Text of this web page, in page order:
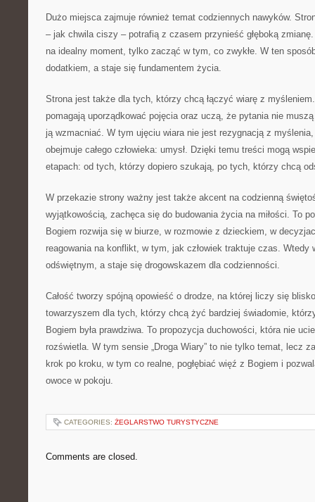
Dużo miejsca zajmuje również temat codziennych nawyków.
– jak chwila ciszy – potrafią z czasem przynieść głęboką
na idealny moment, tylko zacząć w tym, co zwykłe. W ten
dodatkiem, a staje się fundamentem życia.
Strona jest także dla tych, którzy chcą łączyć wiarę z
pomagają uporządkować pojęcia oraz uczą, że pytania nie
ją wzmacniać. W tym ujęciu wiara nie jest rezygnacją z
obejmuje całego człowieka: umysł. Dzięki temu treści mogą
etapach: od tych, którzy dopiero szukają, po tych, którzy chcą
W przekazie strony ważny jest także akcent na codzienną
wyjątkowością, zachęca się do budowania życia na miłości. To
Bogiem rozwija się w biurze, w rozmowie z dzieckiem, w
reagowania na konflikt, w tym, jak człowiek traktuje czas. Wtedy
odświętnym, a staje się drogowskazem dla codzienności.
Całość tworzy spójną opowieść o drodze, na której liczy się
towarzyszem dla tych, którzy chcą żyć bardziej świadomie,
Bogiem była prawdziwa. To propozycja duchowości, która nie
rozświetla. W tym sensie „Droga Wiary” to nie tylko temat, lecz
krok po kroku, w tym co realne, pogłębiać więź z Bogiem i
owoce w pokoju.
CATEGORIES: ŻEGLARSTWO TURYSTYCZNE
Comments are closed.